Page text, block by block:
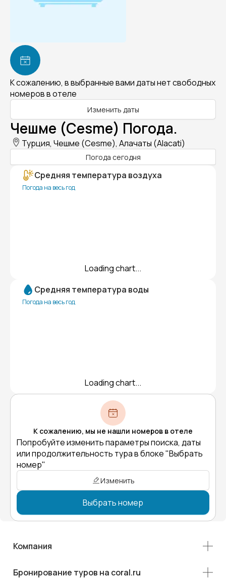
К сожалению, в выбранные вами даты нет свободных
номеров в отеле
Изменить даты
Чешме (Cesme) Погода.
Турция, Чешме (Cesme), Алачаты (Alacati)
Погода сегодня
Средняя температура воздуха
Погода на весь год
Loading chart...
Средняя температура воды
Погода на весь год
Loading chart...
К сожалению, мы не нашли номеров в отеле
Попробуйте изменить параметры поиска, даты
или продолжительность тура в блоке "Выбрать
номер"
Изменить
Выбрать номер
Компания
Бронирование туров на coral.ru